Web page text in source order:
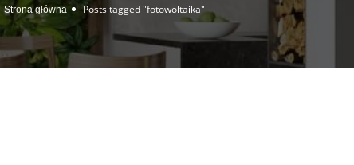
Strona główna Posts tagged "fotowoltaika"